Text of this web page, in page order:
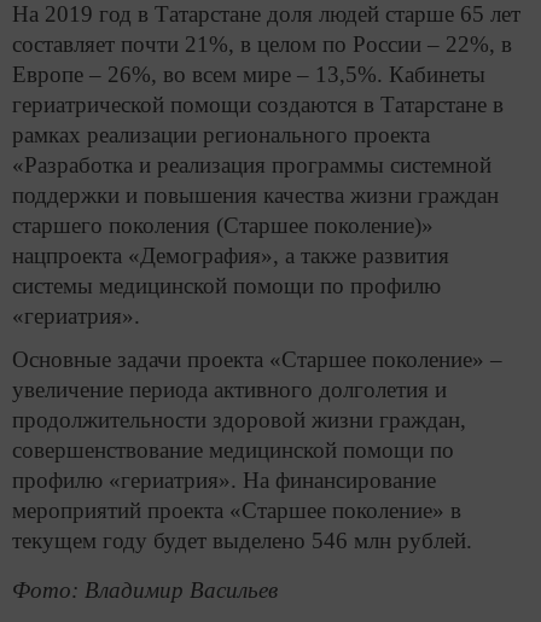
На 2019 год в Татарстане доля людей старше 65 лет
составляет почти 21%, в целом по России – 22%, в
Европе – 26%, во всем мире – 13,5%. Кабинеты
гериатрической помощи создаются в Татарстане в
рамках реализации регионального проекта
«Разработка и реализация программы системной
поддержки и повышения качества жизни граждан
старшего поколения (Старшее поколение)»
нацпроекта «Демография», а также развития
системы медицинской помощи по профилю
«гериатрия».
Основные задачи проекта «Старшее поколение» –
увеличение периода активного долголетия и
продолжительности здоровой жизни граждан,
совершенствование медицинской помощи по
профилю «гериатрия». На финансирование
мероприятий проекта «Старшее поколение» в
текущем году будет выделено 546 млн рублей.
Фото: Владимир Васильев